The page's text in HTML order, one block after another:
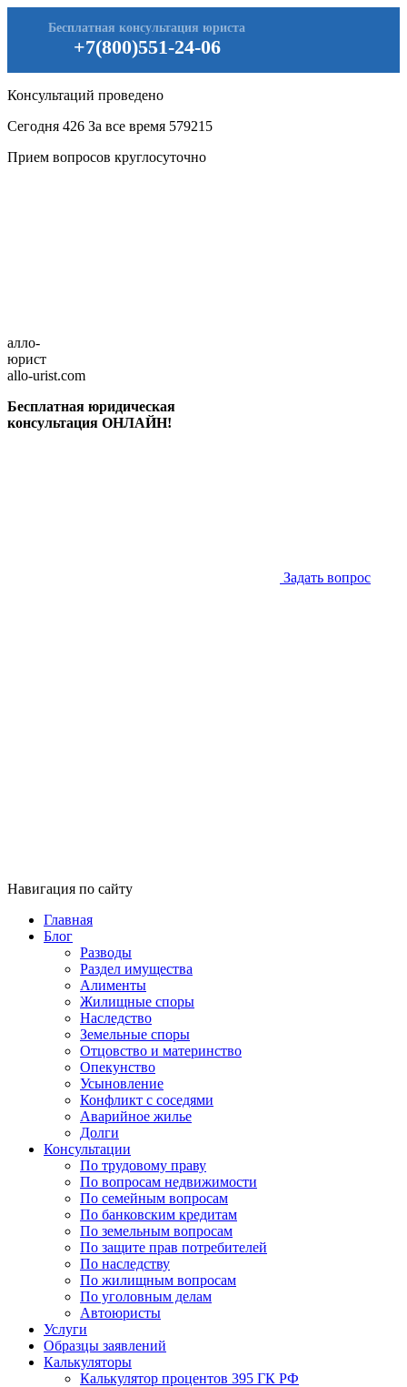
+7(800)551-24-06
Бесплатная консультация юриста
Консультаций проведено
Сегодня 426 За все время 579215
Прием вопросов круглосуточно
алло-
юрист
allo-urist.com
Бесплатная юридическая
консультация ОНЛАЙН!
Задать вопрос
Навигация по сайту
Главная
Блог
Разводы
Раздел имущества
Алименты
Жилищные споры
Наследство
Земельные споры
Отцовство и материнство
Опекунство
Усыновление
Конфликт с соседями
Аварийное жилье
Долги
Консультации
По трудовому праву
По вопросам недвижимости
По семейным вопросам
По банковским кредитам
По земельным вопросам
По защите прав потребителей
По наследству
По жилищным вопросам
По уголовным делам
Автоюристы
Услуги
Образцы заявлений
Калькуляторы
Калькулятор процентов 395 ГК РФ